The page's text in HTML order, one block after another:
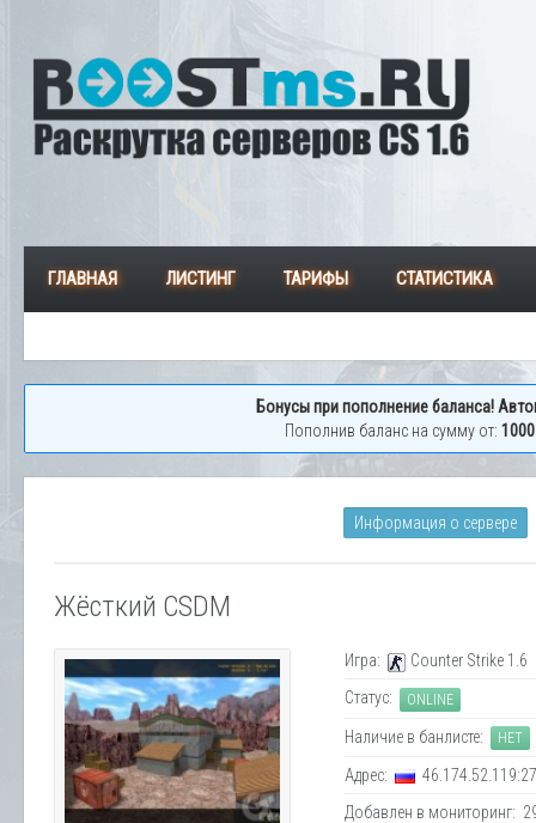
ГЛАВНАЯ ЛИСТИНГ ТАРИФЫ СТАТИСТИКА
Бонусы при пополнение баланса!
Пополнив баланс на сумму от:
Информация о сервере
Жёсткий CSDM
Игра:
Counter Strike 1.6
Статус:
ONLINE
Наличие в банлисте: НЕТ
Адрес:
Добавлен в мониторинг: